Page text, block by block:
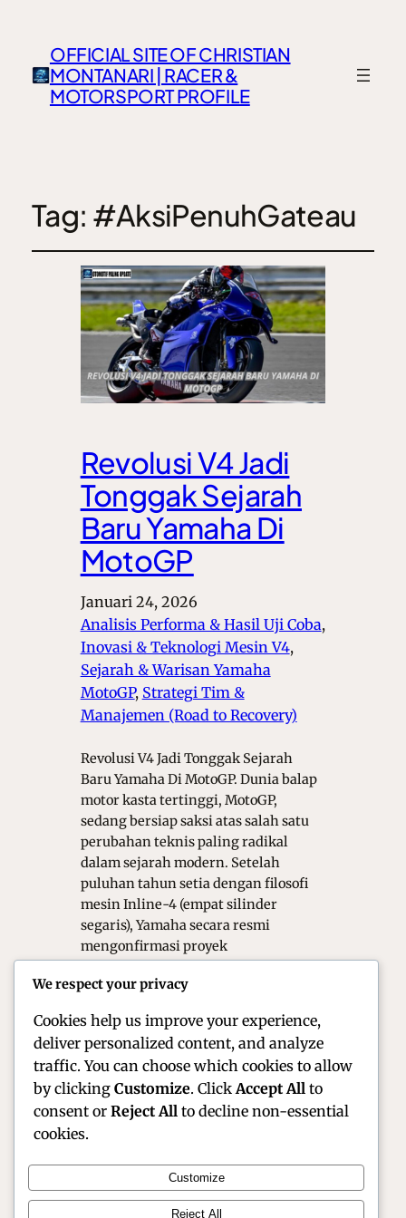
OFFICIAL SITE OF CHRISTIAN
MONTANARI | RACER &
MOTORSPORT PROFILE
Tag: #AksiPenuhGateau
Revolusi V4 Jadi
Tonggak Sejarah
Baru Yamaha Di
MotoGP
Januari 24, 2026
Analisis Performa & Hasil Uji Coba ,
Inovasi & Teknologi Mesin V4 ,
Sejarah & Warisan Yamaha
MotoGP, Strategi Tim &
Manajemen (Road to Recovery)
Revolusi V4 Jadi Tonggak Sejarah
Baru Yamaha Di MotoGP. Dunia balap
motor kasta tertinggi, MotoGP,
sedang bersiap saksi atas salah satu
perubahan teknis paling radikal
dalam sejarah modern. Setelah
puluhan tahun setia dengan filosofi
mesin Inline-4 (empat silinder
segaris), Yamaha secara resmi
mengonfirmasi proyek
ini bukan sekadar pembaruan teknis
We respect your privacy
Cookies help us improve your experience,
deliver personalized content, and analyze
traffic. You can choose which cookies to allow
by clicking Customize. Click Accept All to
consent or Reject All to decline non-essential
cookies.
Customize
Reject All